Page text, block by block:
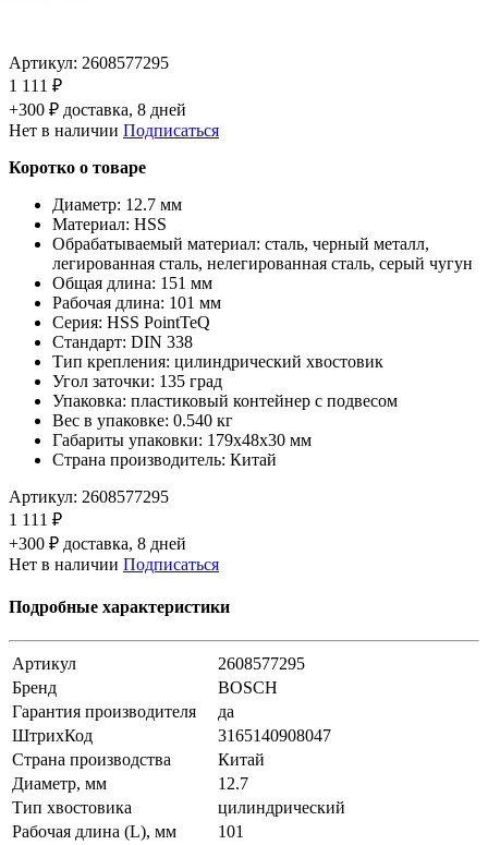
Артикул: 2608577295
1 111 ₽
+300 ₽ доставка, 8 дней
Нет в наличии Подписаться
Коротко о товаре
Диаметр: 12.7 мм
Материал: HSS
Обрабатываемый материал: сталь, черный металл,
легированная сталь, нелегированная сталь, серый чугун
Общая длина: 151 мм
Рабочая длина: 101 мм
Серия: HSS PointTeQ
Стандарт: DIN 338
Тип крепления: цилиндрический хвостовик
Угол заточки: 135 град
Упаковка: пластиковый контейнер с подвесом
Вес в упаковке: 0.540 кг
Габариты упаковки: 179х48х30 мм
Страна производитель: Китай
Артикул: 2608577295
1 111 ₽
+300 ₽ доставка, 8 дней
Нет в наличии Подписаться
Подробные характеристики
Артикул
2608577295
Бренд
BOSCH
Гарантия производителя
да
ШтрихКод
3165140908047
Страна производства
Китай
Диаметр, мм
12.7
Тип хвостовика
цилиндрический
Рабочая длина (L), мм
101